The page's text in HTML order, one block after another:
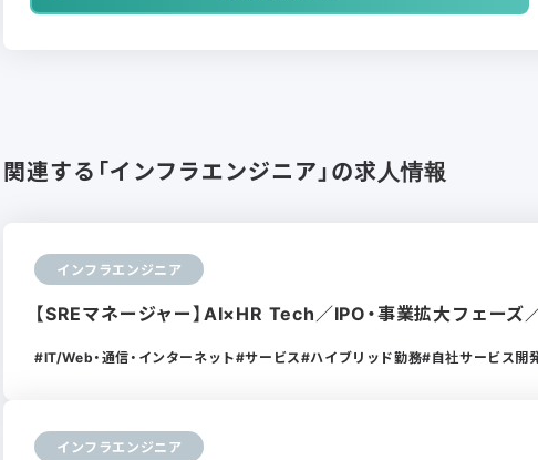
関連する「インフラエンジニア」の求人情報
インフラエンジニア
【SREマネージャー】AI×HR Tech／IPO・事業拡大フェーズ
IT/Web・通信・インターネット サービス ハイブリッド勤務 自社サービス開
インフラエンジニア